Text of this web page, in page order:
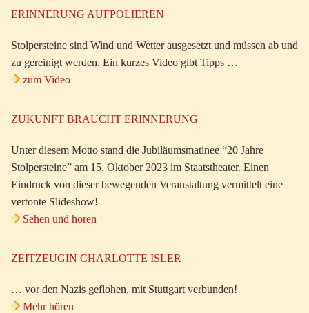
ERINNERUNG AUFPOLIEREN
Stolpersteine sind Wind und Wetter ausgesetzt und müssen ab und
zu gereinigt werden. Ein kurzes Video gibt Tipps …
zum Video
ZUKUNFT BRAUCHT ERINNERUNG
Unter diesem Motto stand die Jubiläumsmatinee “20 Jahre
Stolpersteine” am 15. Oktober 2023 im Staatstheater. Einen
Eindruck von dieser bewegenden Veranstaltung vermittelt eine
vertonte Slideshow!
Sehen und hören
ZEITZEUGIN CHARLOTTE ISLER
… vor den Nazis geflohen, mit Stuttgart verbunden!
Mehr hören